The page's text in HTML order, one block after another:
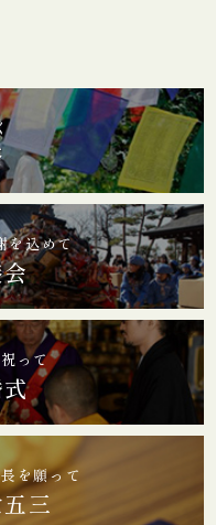
を込めて
って
を願って
三